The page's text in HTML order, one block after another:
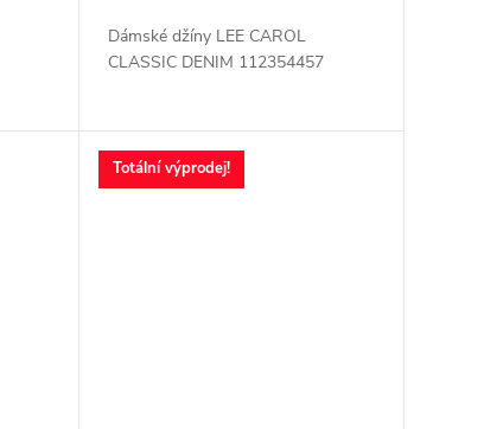
Dámské džíny LEE CAROL
CLASSIC DENIM 112354457
Totální výprodej!